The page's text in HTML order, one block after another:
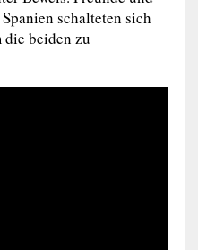
schalteten sich
beiden zu